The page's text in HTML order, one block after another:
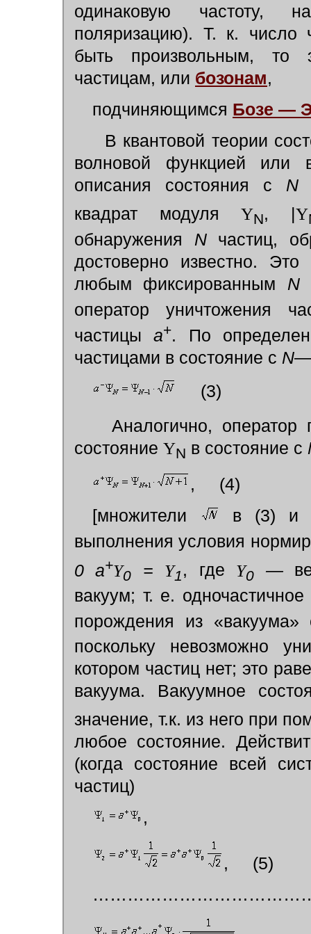
одинаковую частоту,
поляризацию). Т. к. число
быть произвольным, то
частицам, или бозонам,
подчиняющимся Бозе —
В квантовой теории
волновой функцией или
описания состояния с N
квадрат модуляYN, | Y
обнаружения Nчастиц,
достоверно известно. Это
любым фиксированным N
оператор уничтожения
частицыа+. По
частицами в состояние с N
(3)
Аналогично, оператор
состояние YN в состояние с
, (4)
[множители
в (3) и
выполнения условия
0 а+Y0 = Y1, где Y0 —
вакуум; т. е.
порождения из
поскольку невозможно
котором частиц нет; это
вакуума. Вакуумное
значение, т.к. из него при
любое состояние.
(когда состояние всей
частиц)
,
, (5)